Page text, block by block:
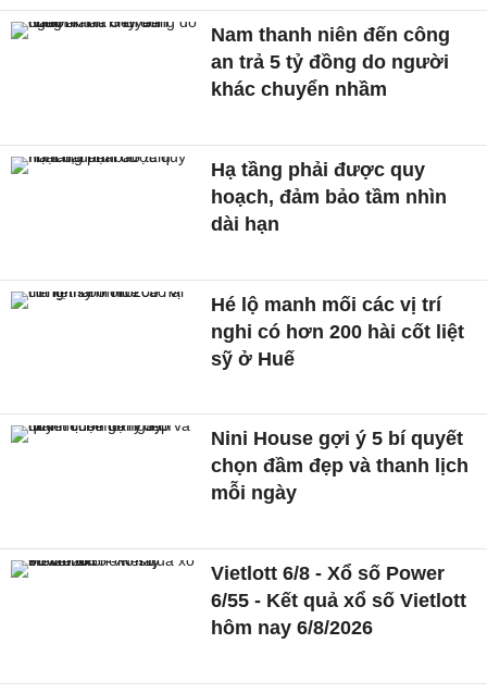
Nam thanh niên đến công
an trả 5 tỷ đồng do người
khác chuyển nhầm
Hạ tầng phải được quy
hoạch, đảm bảo tầm nhìn
dài hạn
Hé lộ manh mối các vị trí
nghi có hơn 200 hài cốt liệt
sỹ ở Huế
Nini House gợi ý 5 bí quyết
chọn đầm đẹp và thanh lịch
mỗi ngày
Vietlott 6/8 - Xổ số Power
6/55 - Kết quả xổ số Vietlott
hôm nay 6/8/2026